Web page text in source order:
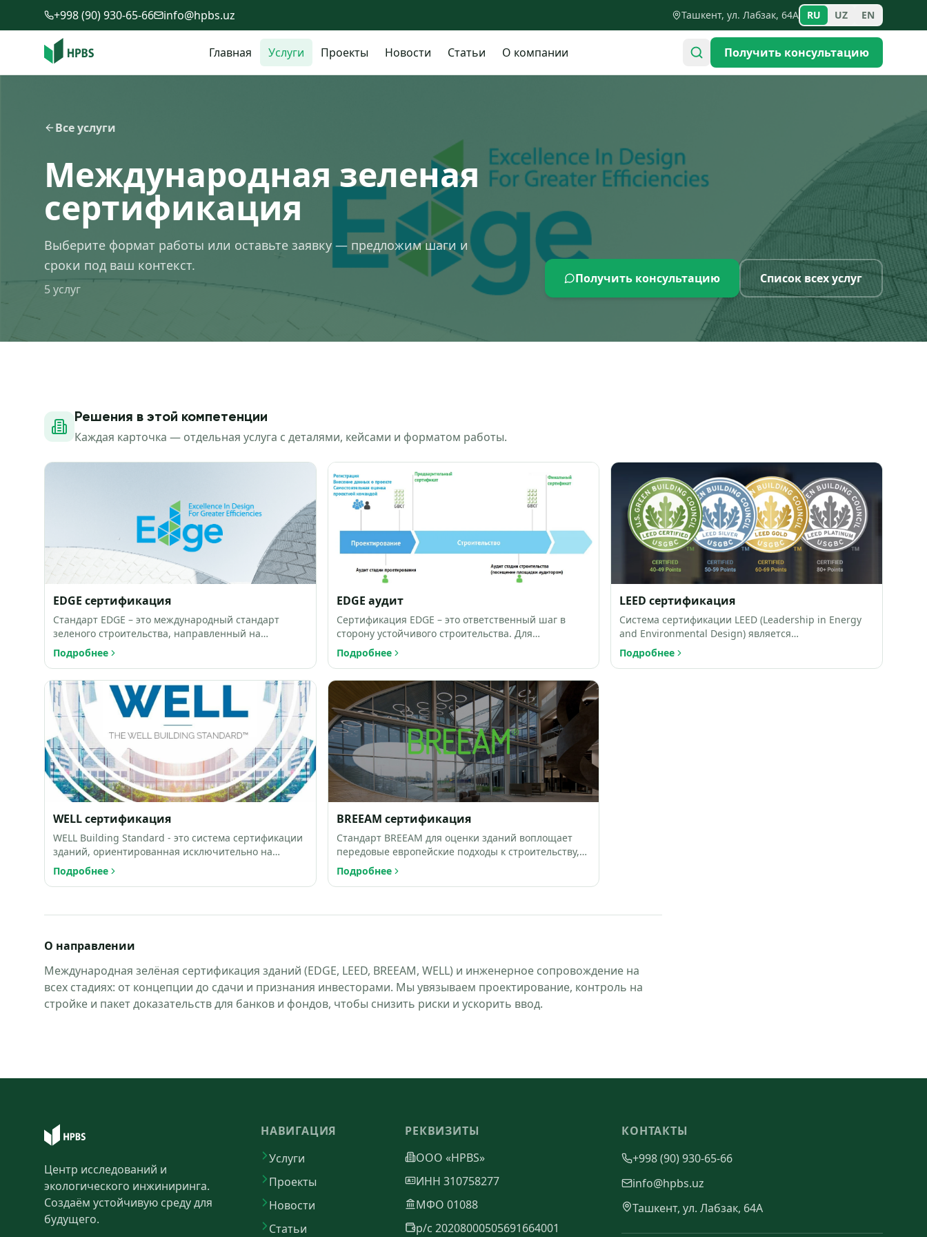
Перейти к содержимому
+998 (90) 930-65-66 info@hpbs.uz Ташкент, ул. Лабзак, 64А RU UZ EN
Главная Услуги Проекты Новости Статьи О компании Получить консультацию
Все услуги
Международная зеленая
сертификация
Выберите формат работы или оставьте заявку — предложим шаги и
сроки под ваш контекст.
5услуг
Получить консультацию Список всех услуг
Решения в этой компетенции
Каждая карточка — отдельная услуга с деталями, кейсами и форматом работы.
EDGE сертификация
Стандарт EDGE – это международный стандарт
зеленого строительства, направленный на
поощрение и массовое распро…
Подробнее
EDGE аудит
Сертификация EDGE – это ответственный шаг в
сторону устойчивого строительства. Для
обеспечения объективности п…
Подробнее
LEED сертификация
Система сертификации LEED (Leadership in Energy
and Environmental Design) является
международным стандартом оц…
Подробнее
WELL сертификация
WELL Building Standard - это система сертификации
зданий, ориентированная исключительно на
создание условий дл…
Подробнее
BREEAM сертификация
Стандарт BREEAM для оценки зданий воплощает
передовые европейские подходы к строительству,
целью которых являе…
Подробнее
О направлении
Международная зелёная сертификация зданий (EDGE, LEED, BREEAM, WELL) и инженерное сопровождение на
всех стадиях: от концепции до сдачи и признания инвесторами. Мы увязываем проектирование, контроль на
стройке и пакет доказательств для банков и фондов, чтобы снизить риски и ускорить ввод.
Центр исследований и
экологического инжиниринга.
Создаём устойчивую среду для
будущего.
НАВИГАЦИЯ
Услуги
Проекты
Новости
Статьи
РЕКВИЗИТЫ
ООО «HPBS»
ИНН 310758277
МФО 01088
р/с 20208000505691664001
КОНТАКТЫ
+998 (90) 930-65-66
info@hpbs.uz
Ташкент, ул. Лабзак, 64А